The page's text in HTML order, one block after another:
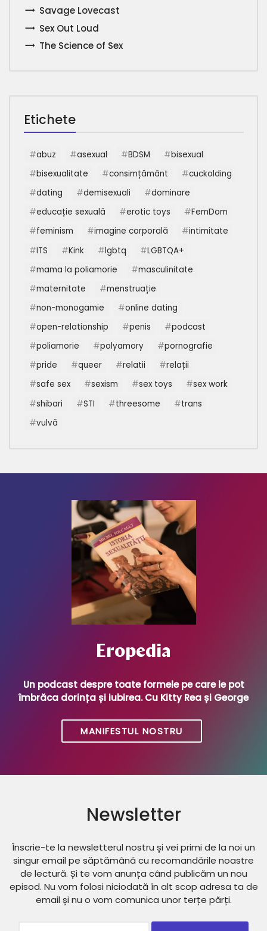
Savage Lovecast
Sex Out Loud
The Science of Sex
Etichete
abuz asexual BDSM
bisexual
bisexualitate
consimțământ
cuckolding
dating
demisexuali
dominare
educație sexuală
erotic toys
FemDom
feminism
imagine corporală
intimitate
ITS
Kink lgbtq
LGBTQA+
mama la poliamorie
masculinitate
maternitate
menstruație
non-monogamie
online dating
open-relationship
penis
podcast
poliamorie
polyamory
pornografie
pride
queer relatii
relații
safe sex
sexism sex toys
sex work
shibari
STI threesome
trans
vulvă
Eropedia
Un podcast despre toate formele pe care le pot
îmbrăca dorința și iubirea. Cu Kitty Rea și George
MANIFESTUL NOSTRU
Newsletter
Înscrie-te la newsletterul nostru și vei primi de la noi un
singur email pe săptămână cu recomandările noastre
de lectură. Și te vom anunța când publicăm un nou
episod. Nu vom folosi niciodată în alt scop adresa ta de
email și nu o vom comunica unor terțe părți.